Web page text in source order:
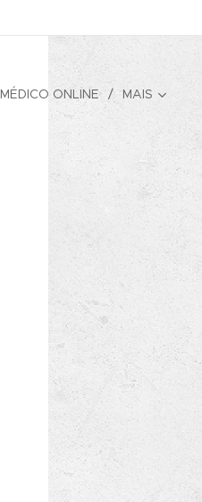
MÉDICO ONLINE MAIS